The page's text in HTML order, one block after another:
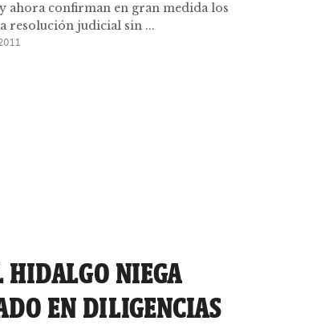
ahora confirman en gran medida los
resolución judicial sin ...
HIDALGO NIEGA
EN DILIGENCIAS